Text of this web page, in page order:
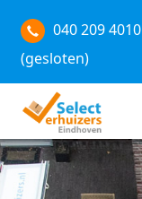
040 209 4010
(gesloten)